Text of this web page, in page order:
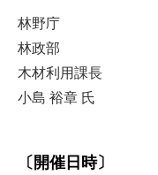
林野庁
林政部
木材利用課長
小島 裕章 氏
〔開催日時〕